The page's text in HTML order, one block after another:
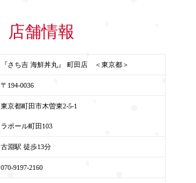
店舗情報
『さち吉 海鮮丼丸』 町田店 ＜東京都＞
〒194-0036
東京都町田市木曽東2-5-1
ラポール町田103
古淵駅 徒歩13分
070-9197-2160